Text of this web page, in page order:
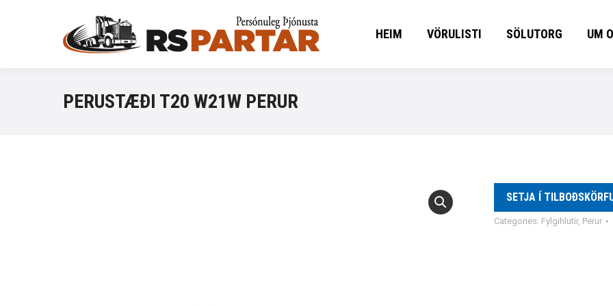
HEIM VÖRULISTI SÖLUTORG UM
PERUSTÆÐI T20 W21W PERUR
SETJA Í
Categories: Fylgihlutir, Perur